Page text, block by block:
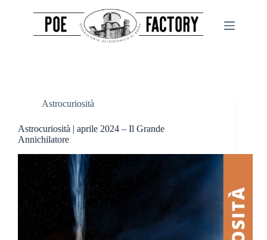
Astrocuriosità
Astrocuriosità | aprile 2024 – Il Grande
Annichilatore